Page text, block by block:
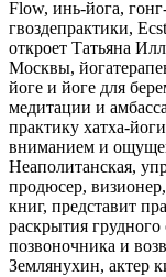
Flow, инь-йога,
гвоздепрактики,
откроет Татьяна
Москвы,
йоге и йоге для
медитации и
практику хатха-
вниманием и
Неаполитанская,
продюсер,
книг, представит
раскрытия
позвоночника и
Землянухин, актер